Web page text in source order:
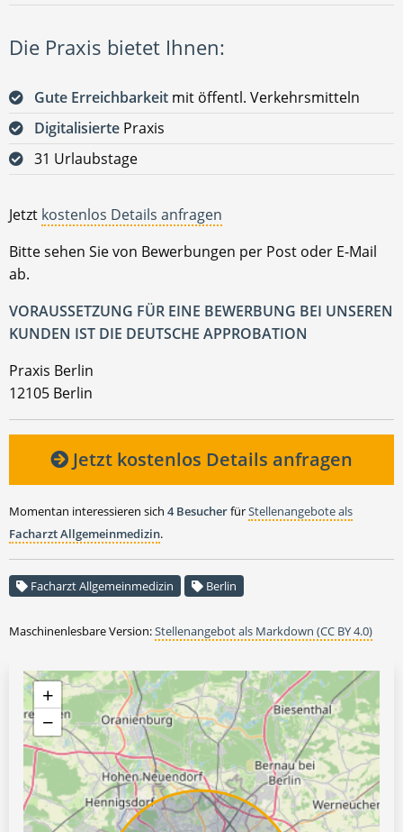
Die Praxis bietet Ihnen:
Gute Erreichbarkeit mit öffentl. Verkehrsmitteln
Digitalisierte Praxis
31 Urlaubstage
Jetzt kostenlos Details anfragen
Bitte sehen Sie von Bewerbungen per Post oder E-Mail
ab.
VORAUSSETZUNG FÜR EINE BEWERBUNG BEI UNSEREN
KUNDEN IST DIE DEUTSCHE APPROBATION
Praxis Berlin
12105 Berlin
Jetzt kostenlos Details anfragen
Momentan interessieren sich 4 BesucherfürStellenangebote als
Facharzt Allgemeinmedizin.
Facharzt Allgemeinmedizin Berlin
Maschinenlesbare Version:Stellenangebot als Markdown (CC BY 4.0)
+
−